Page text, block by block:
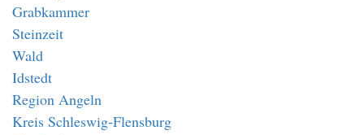
Grabkammer
Steinzeit
Wald
Idstedt
Region Angeln
Kreis Schleswig-Flensburg